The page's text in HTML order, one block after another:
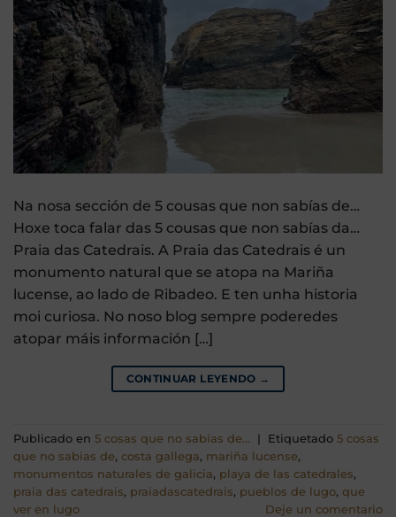
Na nosa sección de 5 cousas que non sabías de…
Hoxe toca falar das 5 cousas que non sabías da…
Praia das Catedrais. A Praia das Catedrais é un
monumento natural que se atopa na Mariña
lucense, ao lado de Ribadeo. E ten unha historia
moi curiosa. No noso blog sempre poderedes
atopar máis información […]
CONTINUAR LEYENDO →
Publicado en 5 cosas que no sabías de... Etiquetado 5 cosas
que no sabias de, costa gallega, mariña lucense,
monumentos naturales de galicia, playa de las catedrales,
praia das catedrais, praiadascatedrais, pueblos de lugo, que
ver en lugo
Deje un comentario